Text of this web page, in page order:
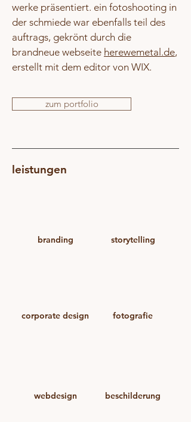
werke präsentiert. ein fotoshooting in
der schmiede war ebenfalls teil des
auftrags, gekrönt durch die
brandneue webseite herewemetal.de,
erstellt mit dem editor von WIX.
zum portfolio
leistungen
branding storytelling
corporate design fotografie
webdesign beschilderung